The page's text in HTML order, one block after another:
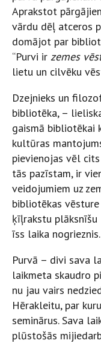
Aprakstot
vārdu dēļ atceros
domājot par
“Purvi ir zemes
lietu un cilvēku
Dzejnieks un
bibliotēka, –
gaismā bibliotēkai
kultūras
pievienojas vēl
tās pazīstam, ir
veidojumiem uz
bibliotēkas
ķīļrakstu plāksnīšu
īss laika nogrieznis.
Purvā – divi sava
laikmeta skaudro
nu jau vairs
Hērakleitu, par
seminārus. Sava
plūstošās